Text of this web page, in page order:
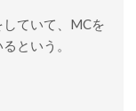
ていて、MCを
という。